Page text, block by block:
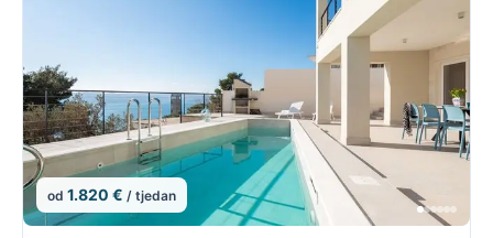
od 1.820 € / tjedan